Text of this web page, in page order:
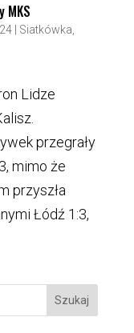
MKS
| Siatkówka
Lidze
przegrały
mimo że
przyszła
Łódź 1:3,
Szukaj